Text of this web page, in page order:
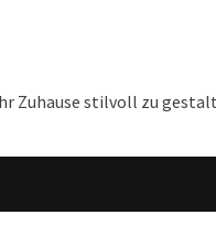
Zuhause stilvoll zu